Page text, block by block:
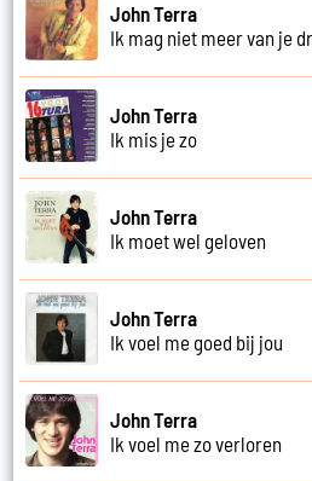
John Terra
Ik mag niet meer van je
John Terra
Ik mis je zo
John Terra
Ik moet wel geloven
John Terra
Ik voel me goed bij jou
John Terra
Ik voel me zo verloren